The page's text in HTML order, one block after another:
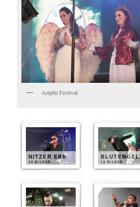
Amphi Festival
NITZER EBB
14 BILDER
BLUTENGEL
14 BILDER